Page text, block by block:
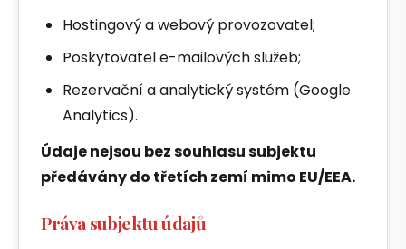
Hostingový a webový provozovatel;
Poskytovatel e-mailových služeb;
Rezervační a analytický systém (Google
Analytics).
Údaje nejsou bez souhlasu subjektu
předávány do třetích zemí mimo EU/EEA.
Práva subjektu údajů